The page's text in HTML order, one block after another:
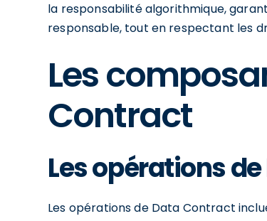
la responsabilité algorithmique,
responsable, tout en respectant les
Les
Contract
Les opérations
Les opérations de Data Contract